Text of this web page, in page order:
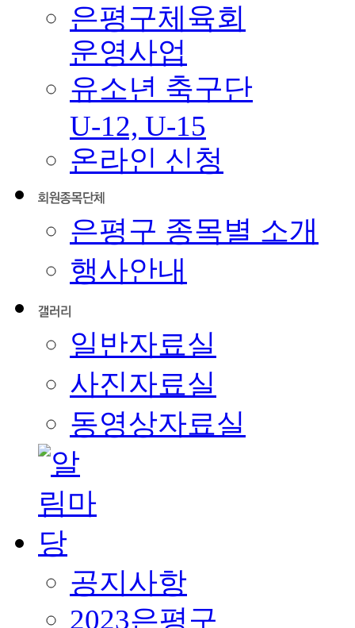
은평구체육회
운영사업
유소년 축구단
U-12, U-15
온라인 신청
은평구 종목별 소개
행사안내
일반자료실
사진자료실
동영상자료실
공지사항
2023은평구